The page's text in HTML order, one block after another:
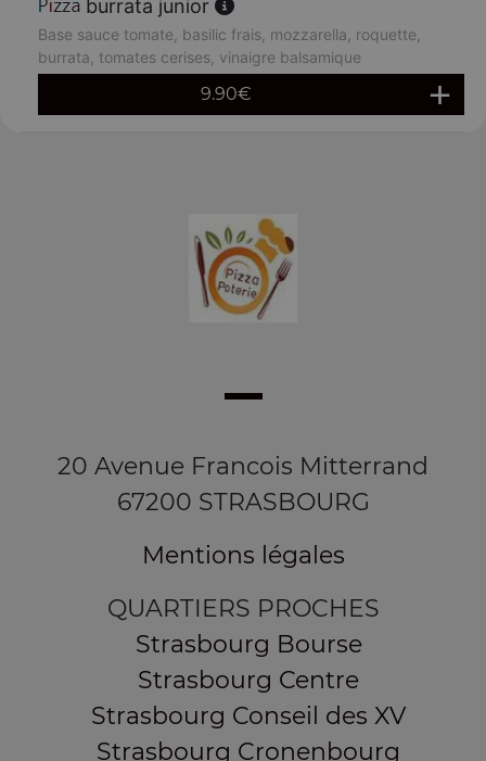
burrata junior
Base sauce tomate, basilic frais, mozzarella, roquette,
burrata, tomates cerises, vinaigre balsamique
9.90€
20 Avenue Francois Mitterrand
67200 STRASBOURG
Mentions légales
QUARTIERS PROCHES
Strasbourg Bourse
Strasbourg Centre
Strasbourg Conseil des XV
Strasbourg Cronenbourg